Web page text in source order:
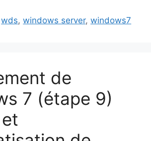
wds,windows server,windows7
de
7 (étape 9)